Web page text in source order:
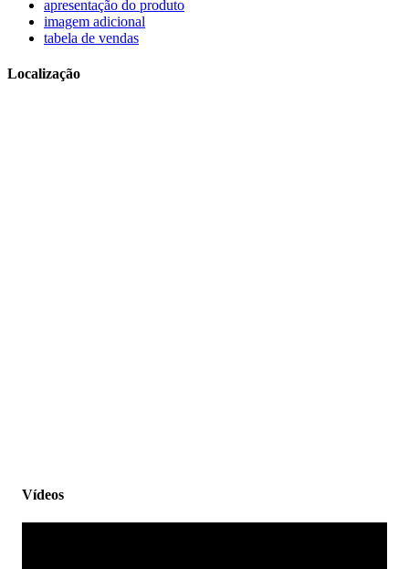
apresentação do produto
imagem adicional
tabela de vendas
Localização
Vídeos